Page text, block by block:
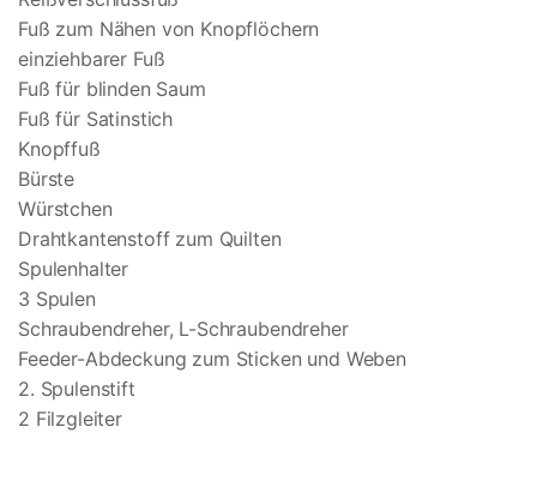
Fuß zum Nähen von Knopflöchern
einziehbarer Fuß
Fuß für blinden Saum
Fuß für Satinstich
Knopffuß
Bürste
Würstchen
Drahtkantenstoff zum Quilten
Spulenhalter
3 Spulen
Schraubendreher, L-Schraubendreher
Feeder-Abdeckung zum Sticken und Weben
2. Spulenstift
2 Filzgleiter